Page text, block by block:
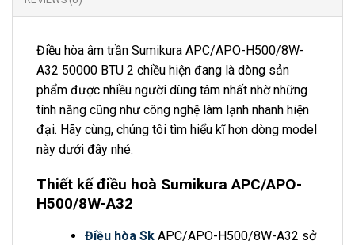
Điều hòa âm trần Sumikura APC/APO-H500/8W-
A32 50000 BTU 2 chiều hiện đang là dòng sản
phẩm được nhiều người dùng tâm nhất nhờ những
tính năng cũng như công nghệ làm lạnh nhanh hiện
đại. Hãy cùng, chúng tôi tìm hiểu kĩ hơn dòng model
này dưới đây nhé.
Thiết kế điều hoà Sumikura APC/APO-
H500/8W-A32
Điều hòa SkAPC/APO-H500/8W-A32 sở